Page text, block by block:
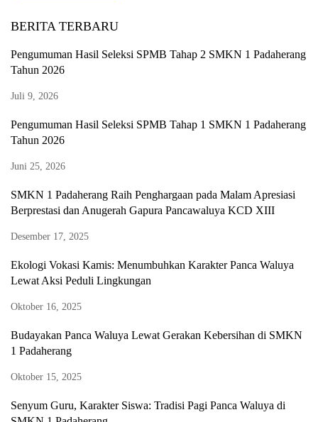
BERITA TERBARU
Pengumuman Hasil Seleksi SPMB Tahap 2 SMKN 1 Padaherang
Tahun 2026
Juli 9, 2026
Pengumuman Hasil Seleksi SPMB Tahap 1 SMKN 1 Padaherang
Tahun 2026
Juni 25, 2026
SMKN 1 Padaherang Raih Penghargaan pada Malam Apresiasi
Berprestasi dan Anugerah Gapura Pancawaluya KCD XIII
Desember 17, 2025
Ekologi Vokasi Kamis: Menumbuhkan Karakter Panca Waluya
Lewat Aksi Peduli Lingkungan
Oktober 16, 2025
Budayakan Panca Waluya Lewat Gerakan Kebersihan di SMKN
1 Padaherang
Oktober 15, 2025
Senyum Guru, Karakter Siswa: Tradisi Pagi Panca Waluya di